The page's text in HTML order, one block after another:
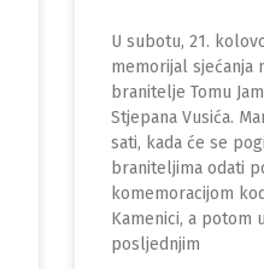
U subotu, 21.
memorijal sjećanja
branitelje Tomu
Stjepana Vusića.
sati, kada će se
braniteljima odati
komemoracijom
Kamenici, a potom
posljednjim